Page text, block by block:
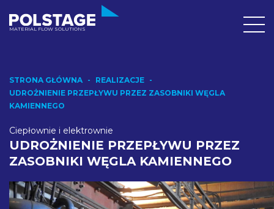
MATERIAL FLOW SOLUTIONS
STRONA GŁÓWNA
REALIZACJE
UDROŻNIENIE PRZEPŁYWU PRZEZ ZASOBNIKI WĘGLA
KAMIENNEGO
Ciepłownie i elektrownie
UDROŻNIENIE PRZEPŁYWU PRZEZ
ZASOBNIKI WĘGLA KAMIENNEGO